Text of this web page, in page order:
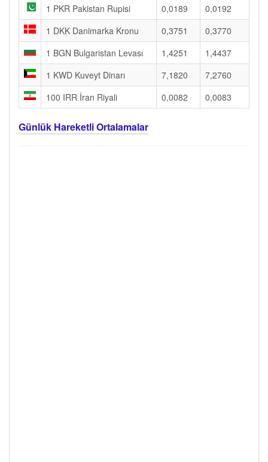
1 PKR Pakistan Rupisi
0,0189
0,0192
1 DKK Danimarka Kronu
0,3751
0,3770
1 BGN Bulgaristan Levası
1,4251
1,4437
1 KWD Kuveyt Dinarı
7,1820
7,2760
100 IRR İran Riyali
0,0082 0,0083
Günlük Hareketli Ortalamalar